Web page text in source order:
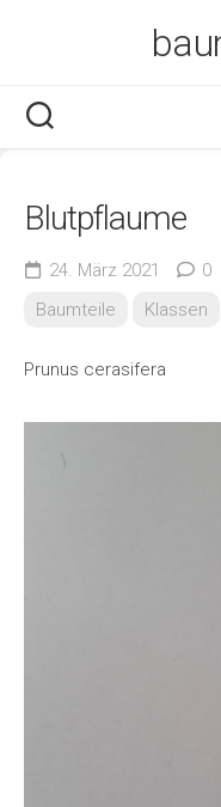
Blutpflaume
24. März 2021 0
Baumteile
Klassen
Prunus cerasifera